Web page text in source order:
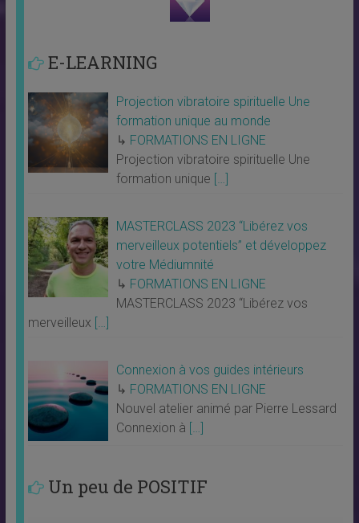
E-LEARNING
Projection vibratoire spirituelle Une
formation unique au monde
↳ FORMATIONS EN LIGNE
Projection vibratoire spirituelle Une
formation unique […]
MASTERCLASS 2023 “Libérez vos
merveilleux potentiels” et développez
votre Médiumnité
↳ FORMATIONS EN LIGNE
MASTERCLASS 2023 “Libérez vos
merveilleux […]
Connexion à vos guides intérieurs
↳ FORMATIONS EN LIGNE
Nouvel atelier animé par Pierre Lessard
Connexion à […]
Un peu de POSITIF